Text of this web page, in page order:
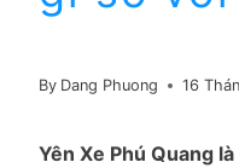
By Dang Phuong 16
Yên Xe Phú Quang